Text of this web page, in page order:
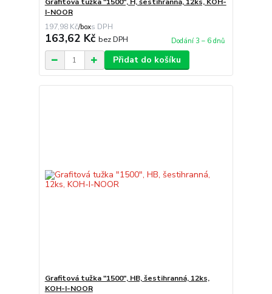
Grafitová tužka "1500", H, šestihranná, 12ks, KOH-
I-NOOR
197,98 Kč/box
163,62 Kč bez DPH Dodání 3 – 6 dnů
Přidat do košíku
Grafitová tužka "1500", HB, šestihranná, 12ks,
KOH-I-NOOR